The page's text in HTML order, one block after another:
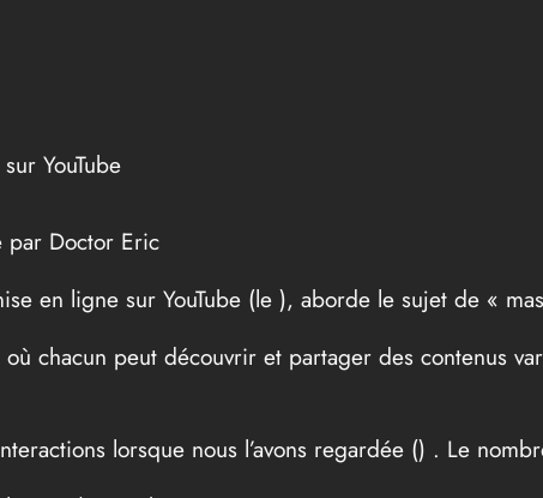
YouTube
par Doctor Eric
en ligne sur YouTube (le ), aborde le sujet de «
chacun peut découvrir et partager des contenus
lorsque nous l’avons regardée () . Le